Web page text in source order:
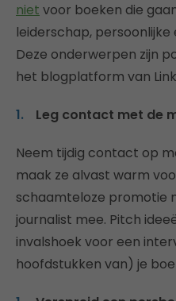
niet voor boeken die
leiderschap,
Deze onderwerpen zijn
het blogplatform van
Leg contact met de
Neem tijdig contact op
maak ze alvast warm
schaamteloze promotie
journalist mee. Pitch
invalshoek voor een
hoofdstukken van) je